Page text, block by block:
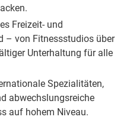
Freizeit- und
– von Fitnessstudios über
Unterhaltung für alle
Spezialitäten,
abwechslungsreiche
auf hohem Niveau.